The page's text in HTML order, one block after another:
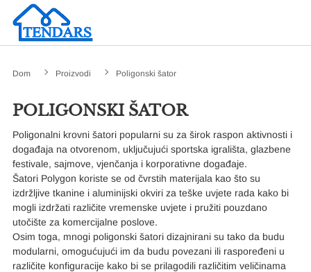
Dom Proizvodi Poligonski šator
POLIGONSKI ŠATOR
Poligonalni krovni šatori popularni su za širok raspon aktivnosti i
događaja na otvorenom, uključujući sportska igrališta, glazbene
festivale, sajmove, vjenčanja i korporativne događaje.
Šatori Polygon koriste se od čvrstih materijala kao što su
izdržljive tkanine i aluminijski okviri za teške uvjete rada kako bi
mogli izdržati različite vremenske uvjete i pružiti pouzdano
utočište za komercijalne poslove.
Osim toga, mnogi poligonski šatori dizajnirani su tako da budu
modularni, omogućujući im da budu povezani ili raspoređeni u
različite konfiguracije kako bi se prilagodili različitim veličinama